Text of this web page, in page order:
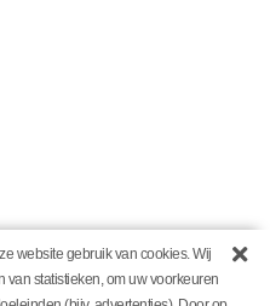
website gebruik van cookies. Wij
statistieken, om uw voorkeuren